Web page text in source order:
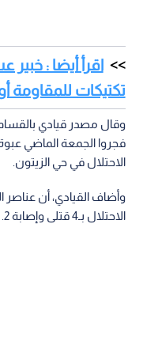
اقرأ أيضا :
تكتيكات للمقاومة
وقال مصدر قيادي بالقسام
فجروا الجمعة الماضي
الاحتلال في حي الزيتون.
وأضاف القيادي، أن عناصر
الاحتلال بـ4 قتلى وإصابة 2.